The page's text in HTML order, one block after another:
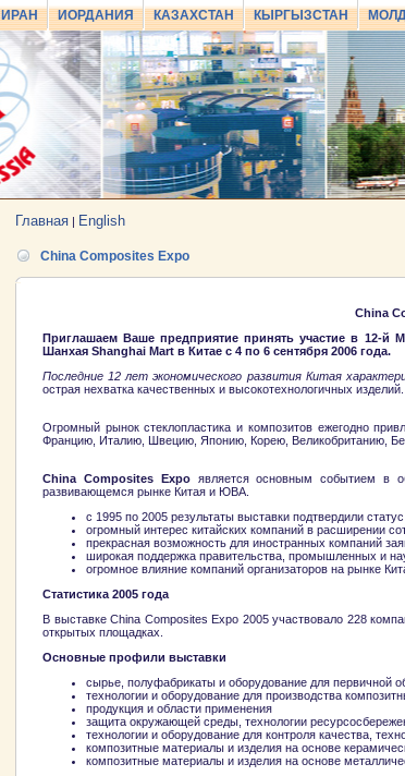
ИРАН ИОРДАНИЯ КАЗАХСТАН КЫРГЫЗСТАН
Главная | English
China Composites Expo
China
Приглашаем Ваше предприятие принять участие в 12-й
Шанхая Shanghai Mart в Китае с 4 по 6 сентября 2006 года.
Последние 12 лет экономического развития Китая
острая нехватка качественных и высокотехнологичных изделий.
Огромный рынок стеклопластика и композитов ежегодно
Францию, Италию, Швецию, Японию, Корею, Великобританию,
China Composites Expoявляется основным событием в
развивающемся рынке Китая и ЮВА.
с 1995 по 2005 результаты выставки подтвердили
огромный интерес китайских компаний в расширении
прекрасная возможность для иностранных компаний
широкая поддержка правительства, промышленных и
огромное влияние компаний организаторов на рынке
Статистика 2005 года
В выставке China Composites Expo 2005 участвовало 228
открытых площадках.
Основные профили выставки
сырье, полуфабрикаты и оборудование для первичной
технологии и оборудование для производства
продукция и области применения
защита окружающей среды, технологии
технологии и оборудование для контроля качества,
композитные материалы и изделия на основе
композитные материалы и изделия на основе